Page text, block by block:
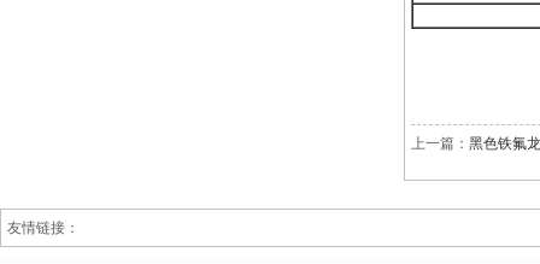
上一篇： 黑色铁氟
友情链接：